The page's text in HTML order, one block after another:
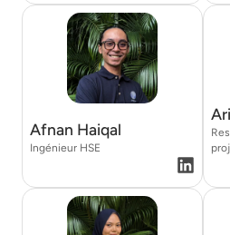
Afnan Haiqal
Ingénieur HSE